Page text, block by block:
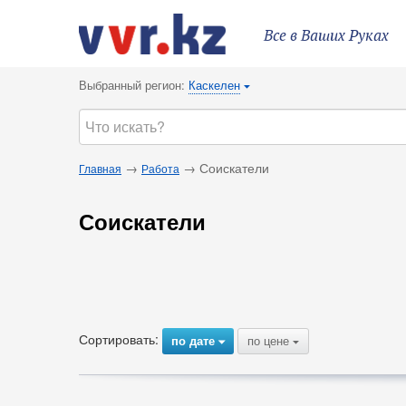
Все в Ваших Руках
Выбранный регион: Каскелен {
Главная → Работа → Соискатели
Соискатели
Сортировать: по дате{ по цене {